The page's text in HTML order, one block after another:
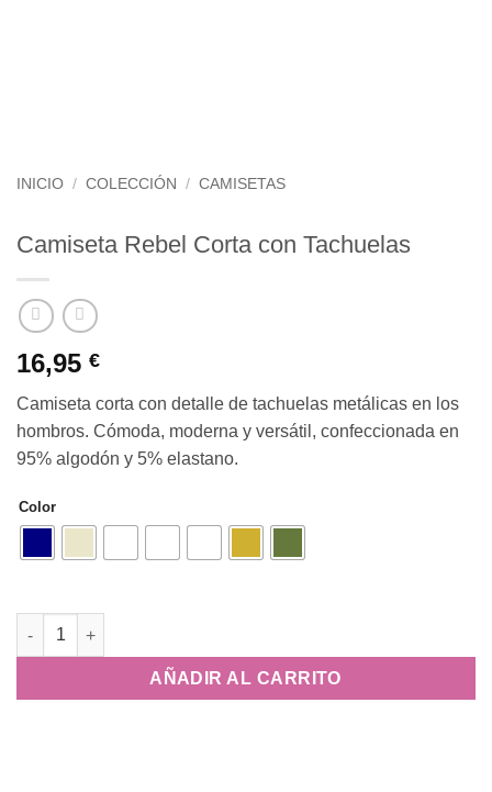
INICIO / COLECCIÓN / CAMISETAS
Camiseta Rebel Corta con Tachuelas
16,95 €
Camiseta corta con detalle de tachuelas metálicas en los
hombros. Cómoda, moderna y versátil, confeccionada en
95% algodón y 5% elastano.
Color
Camiseta Rebel Corta con Tachuelas cantidad
AÑADIR AL CARRITO